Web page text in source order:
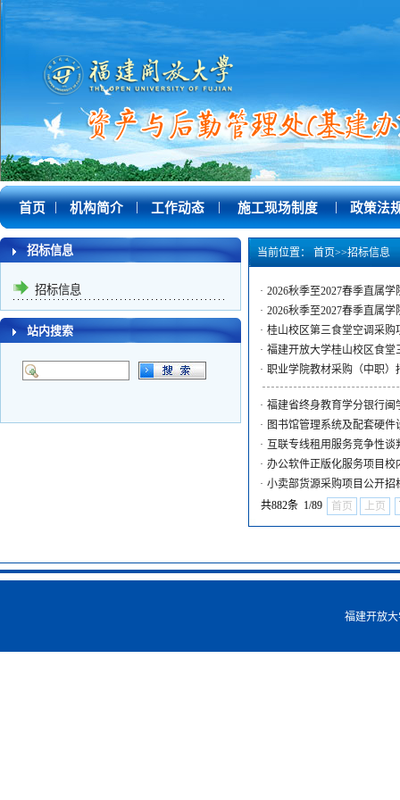
首页 | 机构简介 | 工作动态 | 施工现场制度 | 政策法
招标信息
招标信息
站内搜索
当前位置： 首页>>招标信息
· 2026秋季至2027春季直属
· 2026秋季至2027春季直属
· 桂山校区第三食堂空调采购
· 福建开放大学桂山校区食堂
· 职业学院教材采购（中职）
· 福建省终身教育学分银行
· 图书馆管理系统及配套硬
· 互联专线租用服务竞争性谈
· 办公软件正版化服务项目校
· 小卖部货源采购项目公开招
共882条 1/89
首页 上页
福建开放